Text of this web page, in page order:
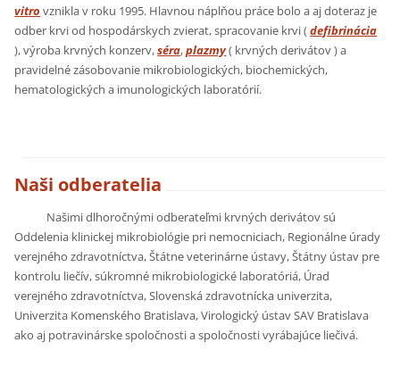
vitro vznikla v roku 1995. Hlavnou náplňou práce bolo a aj doteraz je
odber krvi od hospodárskych zvierat, spracovanie krvi (defibrinácia
), výroba krvných konzerv,séra,plazmy( krvných derivátov ) a
pravidelné zásobovanie mikrobiologických, biochemických,
hematologických a imunologických laboratórií.
Naši odberatelia
Našimi dlhoročnými odberateľmi krvných derivátov sú
Oddelenia klinickej mikrobiológie pri nemocniciach, Regionálne úrady
verejného zdravotníctva, Štátne veterinárne ústavy, Štátny ústav pre
kontrolu liečív, súkromné mikrobiologické laboratóriá, Úrad
verejného zdravotníctva, Slovenská zdravotnícka univerzita,
Univerzita Komenského Bratislava, Virologický ústav SAV Bratislava
ako aj potravinárske spoločnosti a spoločnosti vyrábajúce liečivá.